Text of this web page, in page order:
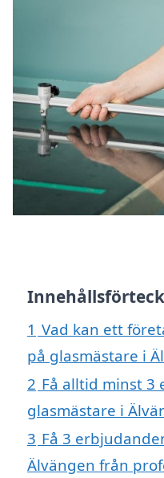
1 Vad kan ett
på glasmästare i
2 Få alltid minst 3
glasmästare i
3 Få 3
Älvängen från